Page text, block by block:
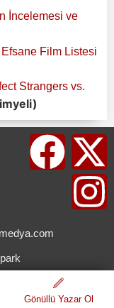
İncelemesi ve
Film Listesi
Strangers vs.
Gönüllü Yazar Ol